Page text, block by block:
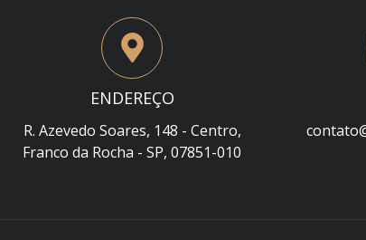
ENDEREÇO
R. Azevedo Soares, 148 - Centro,
Franco da Rocha - SP, 07851-010